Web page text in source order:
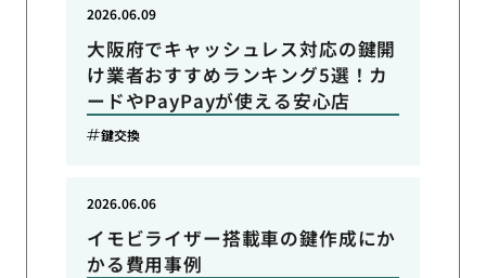
大阪府でキャッシュレス対応の鍵開
け業者おすすめランキング5選！カ
ードやPayPayが使える安心店
2026.06.09
鍵交換
イモビライザー搭載車の鍵作成にか
かる費用事例
2026.06.06